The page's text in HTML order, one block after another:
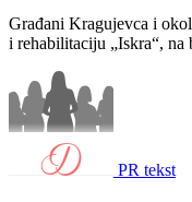
Građani Kragujevca i
i rehabilitaciju „Iskra“, na
PR tekst